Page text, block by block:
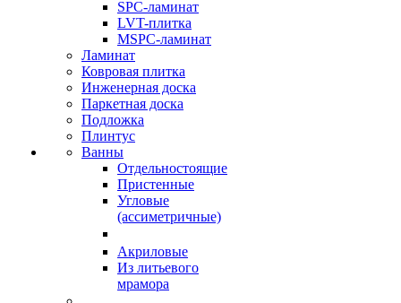
SPC-ламинат
LVT-плитка
MSPC-ламинат
Ламинат
Ковровая плитка
Инженерная доска
Паркетная доска
Подложка
Плинтус
Ванны
Отдельностоящие
Пристенные
Угловые
(ассиметричные)
Акриловые
Из литьевого
мрамора